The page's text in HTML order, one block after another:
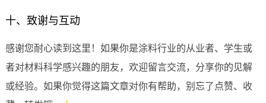
十、致谢与互动
感谢您耐心读到这里！如果你是涂料行业的从业者、学生或
者对材料科学感兴趣的朋友，欢迎留言交流，分享你的见解
或经验。如果你觉得这篇文章对你有帮助，别忘了点赞、收